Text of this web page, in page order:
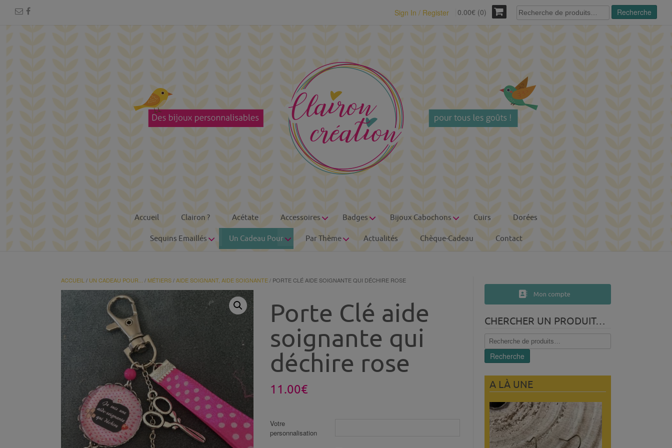
Sign In / Register 0.00€ (0)
Recherche
pour :
Recherche
Accueil Clairon ? Acétate Accessoires Badges Bijoux Cabochons Cuirs Dorées
Sequins Emaillés Un Cadeau Pour Par Thème Actualités Chèque-Cadeau Contact
ACCUEIL / UN CADEAU POUR... / MÉTIERS/AIDE SOIGNANT, AIDE SOIGNANTE/ PORTE CLÉ AIDE SOIGNANTE QUI DÉCHIRE ROSE
Porte Clé aide
soignante qui
déchire rose
11.00€
Votre
personnalisation
Mon compte
CHERCHER UN PRODUIT…
Recherche
pour :
Recherche
A LÀ UNE